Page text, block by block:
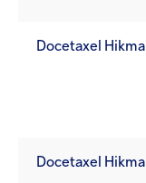
Docetaxel Hikma
Docetaxel Hikma